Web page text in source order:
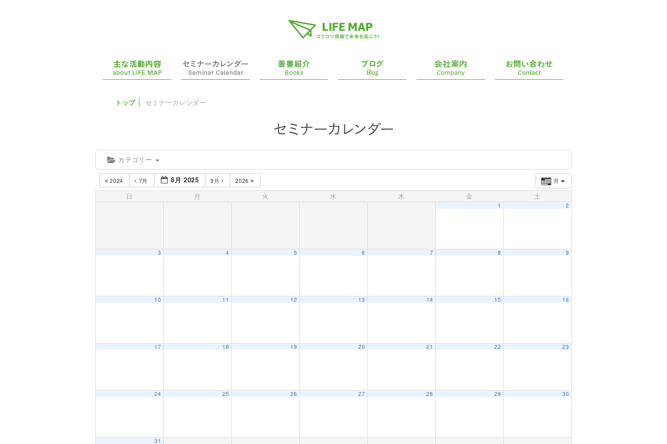
トップ セミナーカレンダー
カテゴリー
月
2024 7月 8月 2025 9月 2026
日 月 火 水 木 金 土
1 2
3 4 5 6 7 8 9
10 11 12 13 14 15 16
17 18 19 20 21 22 23
24 25 26 27 28 29 30
31